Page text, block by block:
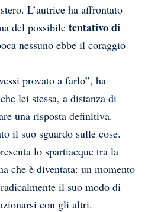
L’autrice ha affrontato
del possibile tentativo di
nessuno ebbe il coraggio
provato a farlo”, ha
lei stessa, a distanza di
una risposta definitiva.
il suo sguardo sulle cose.
lo spartiacque tra la
che è diventata: un momento
il suo modo di
con gli altri.